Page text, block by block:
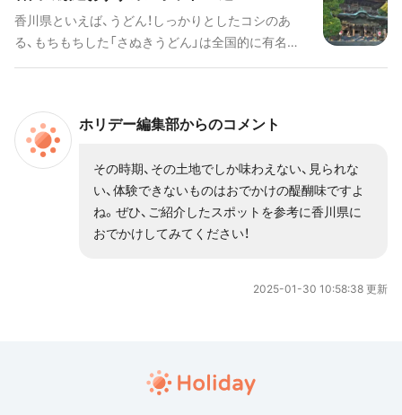
無人島を貸し切っての体験やいがらしゆみこ博物館
でのお姫様体験など家族で楽しめるスポットもたく
さんあります。ここでは初めて岡山県に行く方や、デ
ートや家族旅行におすすめのスポットを厳選してご
香川県といえば、うどん！しっかりとしたコシのあ
る、もちもちした「さぬきうどん」は全国的に有名で
ります。 何度でも行きたくなる、高松港からフェリ
ーで気軽にいける諸島は必見。アートに興味がなく
とも一度訪れると、その魅力にとりつかれることで
ホリデー編集部からのコメント
その時期、その土地でしか味わえない、見られな
い、体験できないものはおでかけの醍醐味ですよ
ね。ぜひ、ご紹介したスポットを参考に香川県に
おでかけしてみてください！
2025-01-30 10:58:38 更新